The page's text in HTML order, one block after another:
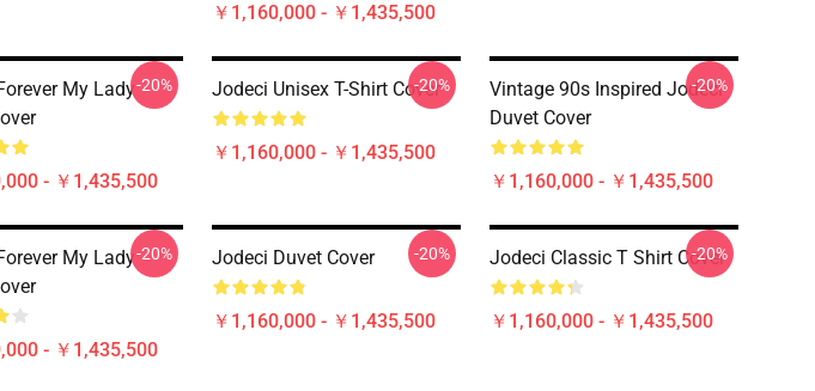
￥1,160,000 - ￥1,435,500
My Lady
- ￥1,435,500
-20% Jodeci Unisex T-Shirt Cover
￥1,160,000 - ￥1,435,500
-20%
Vintage 90s Inspired Jodeci
Duvet Cover
￥1,160,000 - ￥1,435,500
-20%
My Lady
- ￥1,435,500
-20% Jodeci Duvet Cover
￥1,160,000 - ￥1,435,500
-20% Jodeci Classic T Shirt Cover
￥1,160,000 - ￥1,435,500
-20%